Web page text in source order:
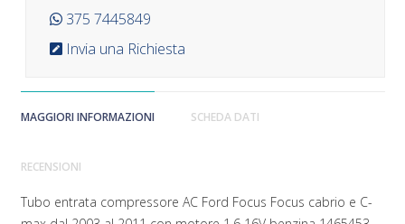
375 7445849
Invia una Richiesta
MAGGIORI INFORMAZIONI SCHEDA DATI
RECENSIONI
Tubo entrata compressore AC Ford Focus Focus cabrio e C-